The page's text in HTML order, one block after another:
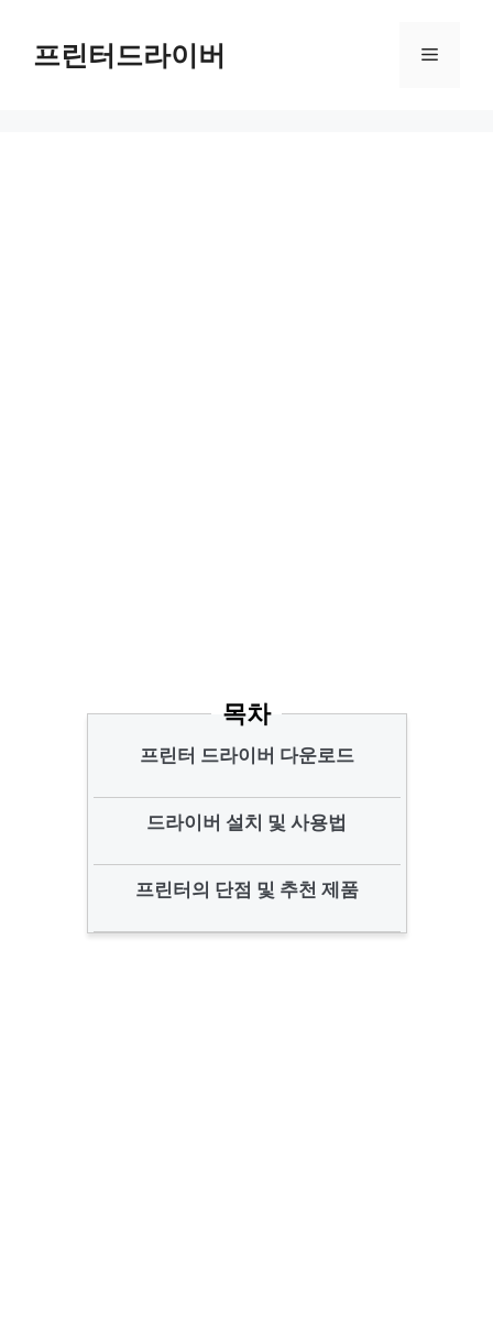
content프린터드라이버 Menu
목차
프린터 드라이버 다운로드
드라이버 설치 및 사용법
프린터의 단점 및 추천 제품